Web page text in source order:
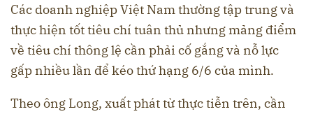
Các doanh nghiệp Việt Nam thường tập trung và
thực hiện tốt tiêu chí tuân thủ nhưng mảng điểm
về tiêu chí thông lệ cần phải cố gắng và nỗ lực
gấp nhiều lần để kéo thứ hạng 6/6 của mình.
Theo ông Long, xuất phát từ thực tiễn trên, cần